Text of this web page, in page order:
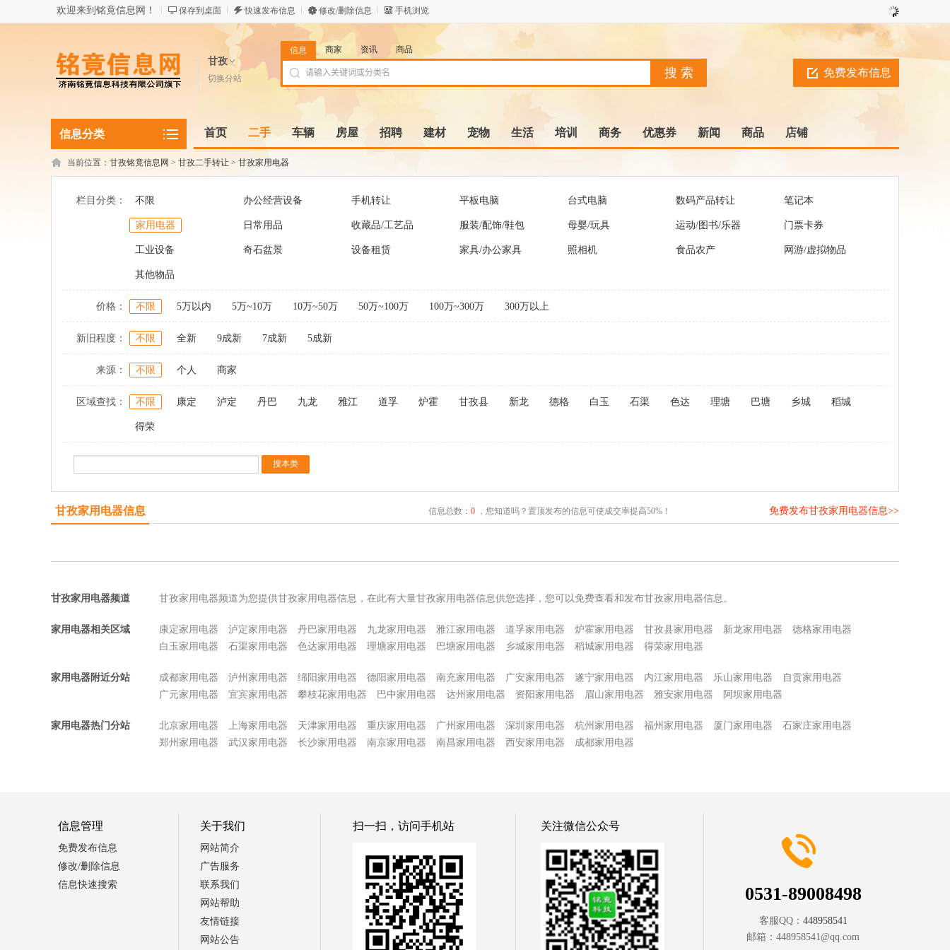
欢迎来到铭竟信息网！ 保存到桌面 快速发布信息 修改/删除信息 手机浏览
甘孜
切换分站 免费发布信息
信息 商家 资讯 商品
信息分类 首页 二手 车辆 房屋 招聘 建材 宠物 生活 培训 商务 优惠券 新闻 商品 店铺
当前位置： 甘孜铭竟信息网 > 甘孜二手转让 > 甘孜家用电器
栏目分类： 不限 办公经营设备 手机转让 平板电脑 台式电脑 数码产品转让 笔记本
家用电器 日常用品 收藏品/工艺品 服装/配饰/鞋包 母婴/玩具 运动/图书/乐器 门票卡券
工业设备 奇石盆景 设备租赁 家具/办公家具 照相机 食品农产 网游/虚拟物品
其他物品
价格： 不限 5万以内 5万~10万 10万~50万 50万~100万 100万~300万 300万以上
新旧程度： 不限 全新 9成新 7成新 5成新
来源： 不限 个人 商家
区域查找： 不限 康定 泸定 丹巴 九龙 雅江 道孚 炉霍 甘孜县 新龙 德格 白玉 石渠 色达 理塘 巴塘 乡城 稻城
得荣
甘孜家用电器信息 信息总数： 0，您知道吗？置顶发布的信息可使成交率提高50%！ 免费发布甘孜家用电器信息>>
甘孜家用电器频道 甘孜家用电器频道为您提供甘孜家用电器信息，在此有大量甘孜家用电器信息供您选择，您可以免费查看和发布甘孜家用电器信息。
家用电器相关区域 康定家用电器 泸定家用电器 丹巴家用电器 九龙家用电器 雅江家用电器 道孚家用电器 炉霍家用电器 甘孜县家用电器 新龙家用电器
德格家用电器
白玉家用电器
石渠家用电器 色达家用电器 理塘家用电器 巴塘家用电器 乡城家用电器 稻城家用电器 得荣家用电器
家用电器附近分站 成都家用电器 泸州家用电器 绵阳家用电器 德阳家用电器 南充家用电器 广安家用电器 遂宁家用电器 内江家用电器 乐山家用电器
自贡家用电器
广元家用电器
宜宾家用电器 攀枝花家用电器 巴中家用电器 达州家用电器 资阳家用电器 眉山家用电器 雅安家用电器 阿坝家用电器
家用电器热门分站 北京家用电器 上海家用电器 天津家用电器 重庆家用电器 广州家用电器 深圳家用电器 杭州家用电器 福州家用电器 厦门家用电器
石家庄家用电器
郑州家用电器
武汉家用电器 长沙家用电器 南京家用电器 南昌家用电器 西安家用电器 成都家用电器
信息管理
免费发布信息
修改/删除信息
信息快速搜索
关于我们
网站简介
广告服务
联系我们
网站帮助
友情链接
网站公告
扫一扫，访问手机站 关注微信公众号
0531-89008498
客服QQ： 448958541
邮箱： 448958541@qq.com